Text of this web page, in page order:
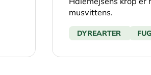
musvittens.
DYREARTER